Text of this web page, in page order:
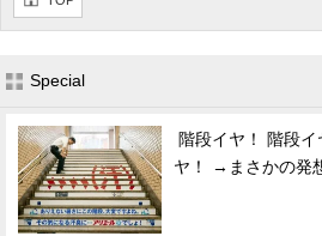
Special
階段イヤ！ 階段
ヤ！ →まさかの発